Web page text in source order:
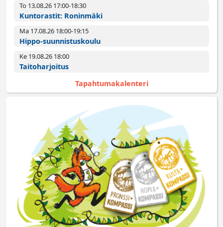
To 13.08.26 17:00­-18:30
Kuntorastit: Roninmäki
Ma 17.08.26 18:00­-19:15
Hippo-suunnistuskoulu
Ke 19.08.26 18:00­
Taitoharjoitus
Tapahtumakalenteri